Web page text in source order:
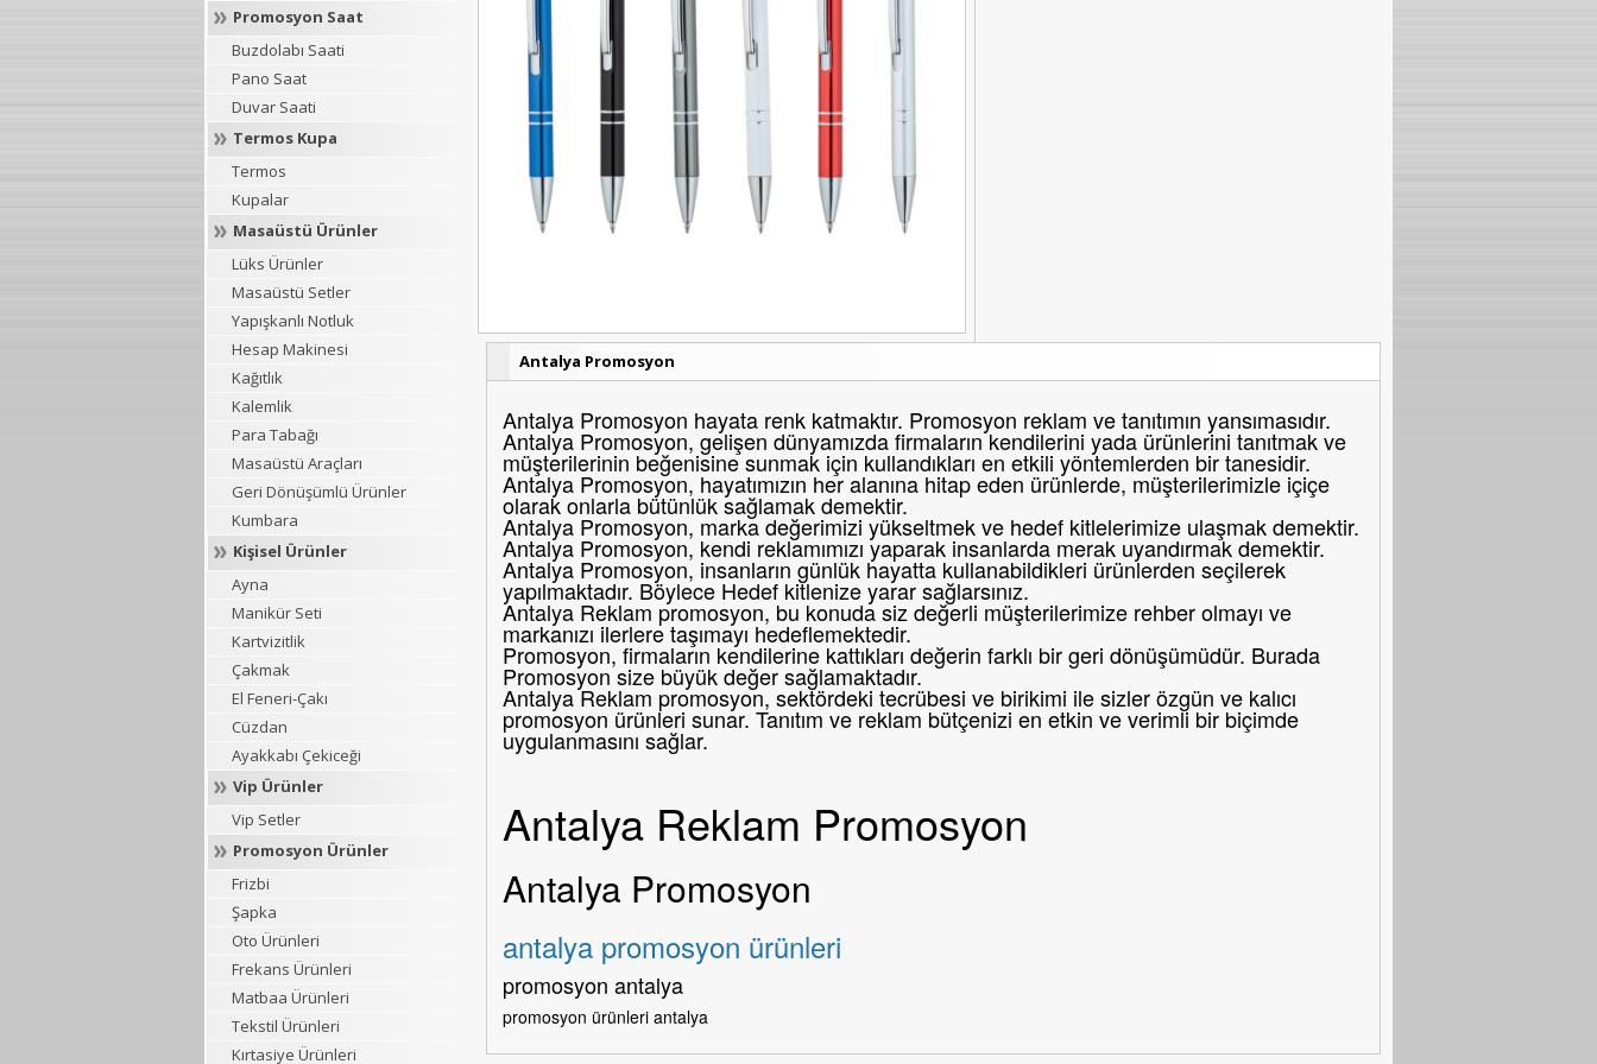
Promosyon Saat
Buzdolabı Saati
Pano Saat
Duvar Saati
Termos Kupa
Termos
Kupalar
Masaüstü Ürünler
Lüks Ürünler
Masaüstü Setler
Yapışkanlı Notluk
Hesap Makinesi
Kağıtlık
Kalemlik
Para Tabağı
Masaüstü Araçları
Geri Dönüşümlü Ürünler
Kumbara
Kişisel Ürünler
Ayna
Manikür Seti
Kartvizitlik
Çakmak
El Feneri-Çakı
Cüzdan
Ayakkabı Çekiceği
Vip Ürünler
Vip Setler
Promosyon Ürünler
Frizbi
Şapka
Oto Ürünleri
Frekans Ürünleri
Matbaa Ürünleri
Tekstil Ürünleri
Kırtasiye Ürünleri
Antalya Promosyon
Antalya Promosyon hayata renk katmaktır. Promosyon reklam ve tanıtımın yansımasıdır.
Antalya Promosyon, gelişen dünyamızda firmaların kendilerini yada ürünlerini tanıtmak ve
müşterilerinin beğenisine sunmak için kullandıkları en etkili yöntemlerden bir tanesidir.
Antalya Promosyon, hayatımızın her alanına hitap eden ürünlerde, müşterilerimizle içiçe
olarak onlarla bütünlük sağlamak demektir.
Antalya Promosyon, marka değerimizi yükseltmek ve hedef kitlelerimize ulaşmak demektir.
Antalya Promosyon, kendi reklamımızı yaparak insanlarda merak uyandırmak demektir.
Antalya Promosyon, insanların günlük hayatta kullanabildikleri ürünlerden seçilerek
yapılmaktadır. Böylece Hedef kitlenize yarar sağlarsınız.
Antalya Reklam promosyon, bu konuda siz değerli müşterilerimize rehber olmayı ve
markanızı ilerlere taşımayı hedeflemektedir.
Promosyon, firmaların kendilerine kattıkları değerin farklı bir geri dönüşümüdür. Burada
Promosyon size büyük değer sağlamaktadır.
Antalya Reklam promosyon, sektördeki tecrübesi ve birikimi ile sizler özgün ve kalıcı
promosyon ürünleri sunar. Tanıtım ve reklam bütçenizi en etkin ve verimli bir biçimde
uygulanmasını sağlar.
Antalya Reklam Promosyon
Antalya Promosyon
antalya promosyon ürünleri
promosyon antalya
promosyon ürünleri antalya